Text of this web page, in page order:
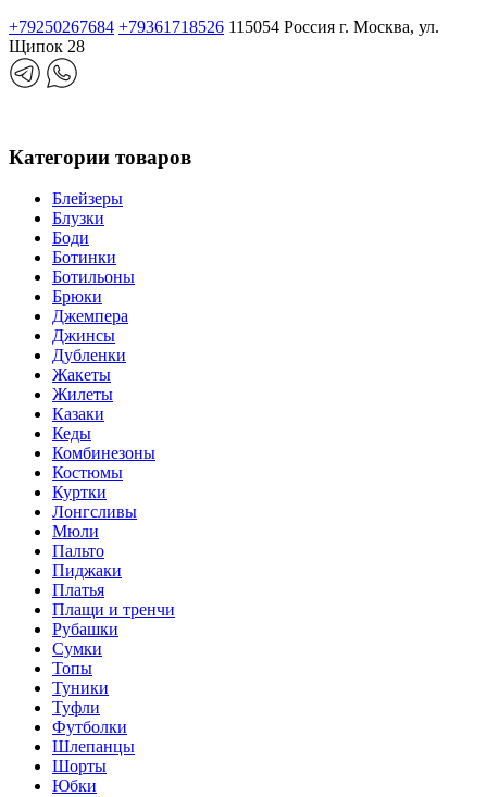
+79250267684 +79361718526 115054 Россия г. Москва, ул.
Щипок 28
Категории товаров
Блейзеры
Блузки
Боди
Ботинки
Ботильоны
Брюки
Джемпера
Джинсы
Дубленки
Жакеты
Жилеты
Казаки
Кеды
Комбинезоны
Костюмы
Куртки
Лонгсливы
Мюли
Пальто
Пиджаки
Платья
Плащи и тренчи
Рубашки
Сумки
Топы
Туники
Туфли
Футболки
Шлепанцы
Шорты
Юбки